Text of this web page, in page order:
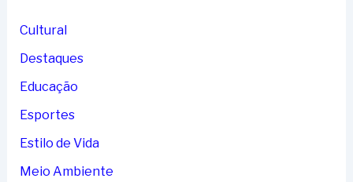
Cultural
Destaques
Educação
Esportes
Estilo de Vida
Meio Ambiente